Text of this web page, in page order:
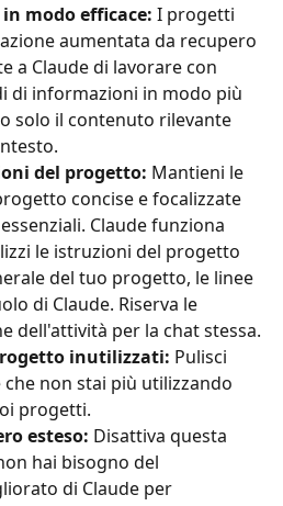
modo efficace: I progetti
aumentata da recupero
a Claude di lavorare con
di informazioni in modo più
solo il contenuto rilevante
del progetto: Mantieni le
concise e focalizzate
Claude funziona
le istruzioni del progetto
del tuo progetto, le linee
di Claude. Riserva le
dell'attività per la chat stessa.
inutilizzati: Pulisci
non stai più utilizzando
progetti.
esteso: Disattiva questa
hai bisogno del
di Claude per